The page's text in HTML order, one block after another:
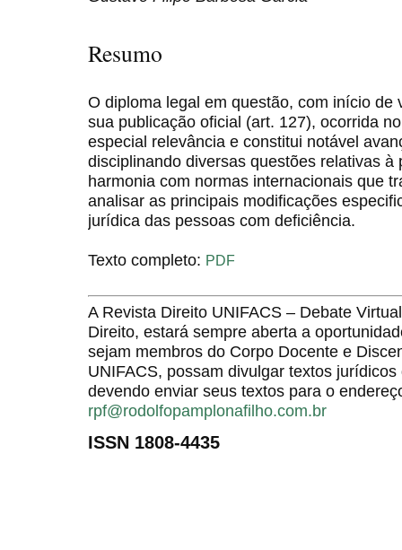
Resumo
O diploma legal em questão, com início de
sua publicação oficial (art. 127), ocorrida
especial relevância e constitui notável
disciplinando diversas questões relativas à
harmonia com normas internacionais que
analisar as principais modificações
jurídica das pessoas com deficiência.
Texto completo: PDF
A Revista Direito UNIFACS – Debate
Direito, estará sempre aberta a
sejam membros do Corpo Docente e
UNIFACS, possam divulgar textos
devendo enviar seus textos para o
rpf@rodolfopamplonafilho.com.br
ISSN 1808-4435